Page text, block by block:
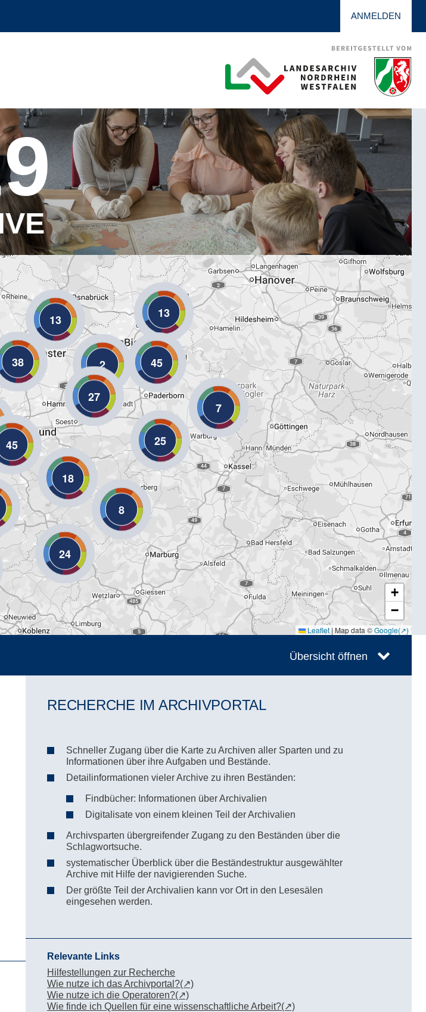
ANMELDEN
13
24
2
13
38
7
8
27
45
25
18
45
+
−
Leaflet |Map data ©Google
Übersicht öffnen
RECHERCHE IM ARCHIVPORTAL
Schneller Zugang über die Karte zu Archiven aller Sparten und zu
Informationen über ihre Aufgaben und Bestände.
Detailinformationen vieler Archive zu ihren Beständen:
Findbücher: Informationen über Archivalien
Digitalisate von einem kleinen Teil der Archivalien
Archivsparten übergreifender Zugang zu den Beständen über die
Schlagwortsuche.
systematischer Überblick über die Beständestruktur ausgewählter
Archive mit Hilfe der navigierenden Suche.
Der größte Teil der Archivalien kann vor Ort in den Lesesälen
eingesehen werden.
Relevante Links
Hilfestellungen zur Recherche
Wie nutze ich das Archivportal?
Wie nutze ich die Operatoren?
Wie finde ich Quellen für eine wissenschaftliche Arbeit?